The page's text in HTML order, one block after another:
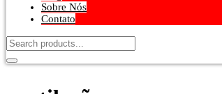
Sobre Nós
Contato